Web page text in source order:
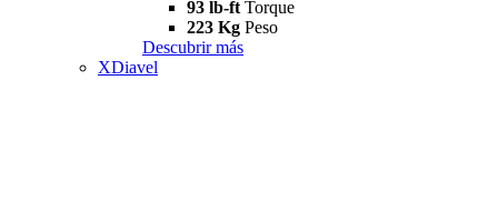
93 lb-ft Torque
223 Kg Peso
Descubrir más
XDiavel